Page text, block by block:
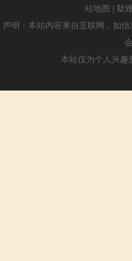
站地图 | 疑
声明：本站内容来自互联网，如
本站仅为个人兴趣